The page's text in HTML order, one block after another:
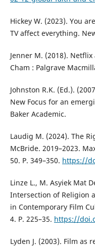
Hickey W. (2023). You
TV affect everything.
Jenner M. (2018).
Cham : Palgrave
Johnston R.K. (Ed.).
New Focus for an
Baker Academic.
Laudig M. (2024). The
McBride. 2019–2023.
50. Р. 349–350. https://
Linze L., M. Asyiek Mat
Intersection of Religion
in Contemporary Film
4. Р. 225–35. https://
Lyden J. (2003). Film as